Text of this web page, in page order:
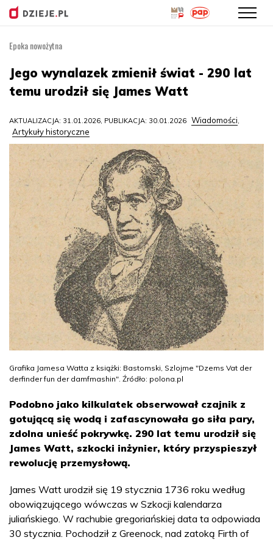
treści
Epoka nowożytna
Jego wynalazek zmienił świat - 290 lat
temu urodził się James Watt
AKTUALIZACJA: 31.01.2026, PUBLIKACJA: 30.01.2026 Wiadomości,
Artykuły historyczne
Grafika Jamesa Watta z książki: Bastomski, Szlojme "Dzems Vat der
derfinder fun der damfmashin". Źródło: polona.pl
Podobno jako kilkulatek obserwował czajnik z
gotującą się wodą i zafascynowała go siła pary,
zdolna unieść pokrywkę. 290 lat temu urodził się
James Watt, szkocki inżynier, który przyspieszył
rewolucję przemysłową.
James Watt urodził się 19 stycznia 1736 roku według
obowiązującego wówczas w Szkocji kalendarza
juliańskiego. W rachubie gregoriańskiej data ta odpowiada
30 stycznia. Pochodził z Greenock, nad zatoką Firth of